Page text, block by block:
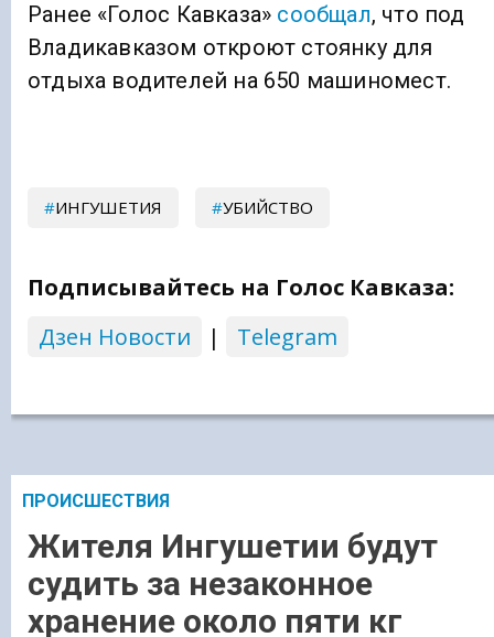
Ранее «Голос Кавказа» сообщал, что под
Владикавказом откроют стоянку для
отдыха водителей на 650 машиномест.
ИНГУШЕТИЯ УБИЙСТВО
Подписывайтесь на Голос Кавказа:
Дзен Новости
| Telegram
ПРОИСШЕСТВИЯ
Жителя Ингушетии будут
судить за незаконное
хранение около пяти кг